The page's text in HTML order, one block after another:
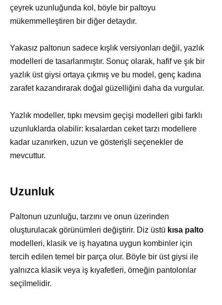
çeyrek uzunluğunda kol, böyle bir paltoyu
mükemmelleştiren bir diğer detaydır.
Yakasız paltonun sadece kışlık versiyonları değil, yazlık
modelleri de tasarlanmıştır. Sonuç olarak, hafif ve şık bir
yazlık üst giysi ortaya çıkmış ve bu model, genç kadına
zarafet kazandırarak doğal güzelliğini daha da vurgular.
Yazlık modeller, tıpkı mevsim geçişi modelleri gibi farklı
uzunluklarda olabilir: kısalardan ceket tarzı modellere
kadar uzanırken, uzun ve gösterişli seçenekler de
mevcuttur.
Uzunluk
Paltonun uzunluğu, tarzını ve onun üzerinden
oluşturulacak görünümleri değiştirir. Diz üstü kısa palto
modelleri, klasik ve iş hayatına uygun kombinler için
tercih edilen temel bir parça olur. Böyle bir üst giysi ile
yalnızca klasik veya iş kıyafetleri, örneğin pantolonlar
seçilmelidir.